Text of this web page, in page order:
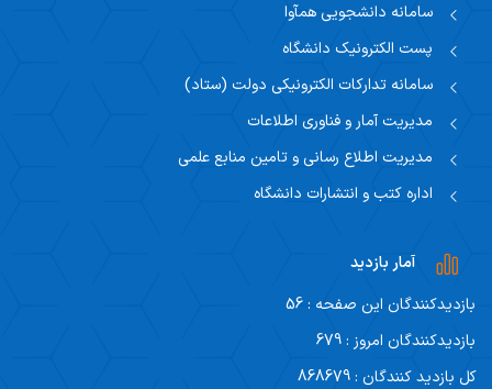
سامانه دانشجویی همآوا
پست الکترونیک دانشگاه
سامانه تدارکات الکترونیکی دولت (ستاد)
مدیریت آمار و فناوری اطلاعات
مدیریت اطلاع رسانی و تامین منابع علمی
اداره کتب و انتشارات دانشگاه
آمار بازدید
بازدیدکنندگان این صفحه : 56
بازدیدکنندگان امروز : 679
کل بازدید کنندگان : 868679